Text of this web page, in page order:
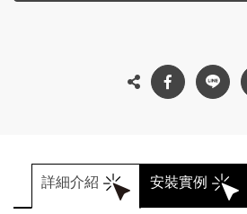
詳細介紹 安裝實例